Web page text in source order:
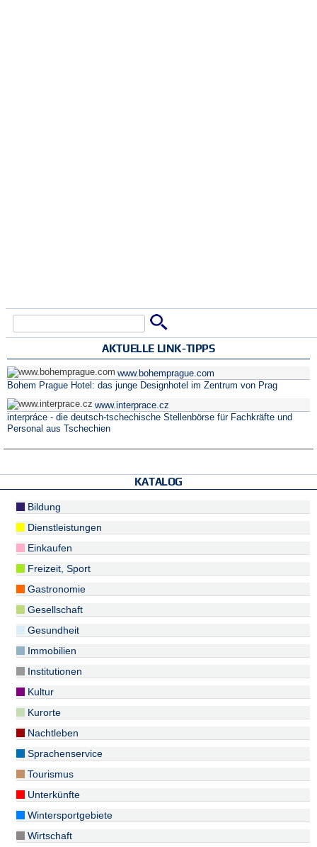
AKTUELLE LINK-TIPPS
www.bohemprague.com
Bohem Prague Hotel: das junge Designhotel im Zentrum von Prag
www.interprace.cz
interpráce - die deutsch-tschechische Stellenbörse für Fachkräfte und
Personal aus Tschechien
KATALOG
Bildung
Dienstleistungen
Einkaufen
Freizeit, Sport
Gastronomie
Gesellschaft
Gesundheit
Immobilien
Institutionen
Kultur
Kurorte
Nachtleben
Sprachenservice
Tourismus
Unterkünfte
Wintersportgebiete
Wirtschaft